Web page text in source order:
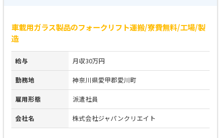
車載用ガラス製品のフォークリフト運搬/寮費無料/工場/製
造
給与 月収30万円
勤務地 神奈川県愛甲郡愛川町
雇用形態 派遣社員
会社名 株式会社ジャパンクリエイト